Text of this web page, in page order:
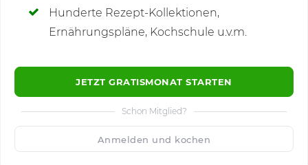
Hunderte Rezept-Kollektionen,
Ernährungspläne, Kochschule u.v.m.
JETZT GRATISMONAT STARTEN
Schon Mitglied?
Anmelden und kochen
Kommentare(4)
🙂 Speichern